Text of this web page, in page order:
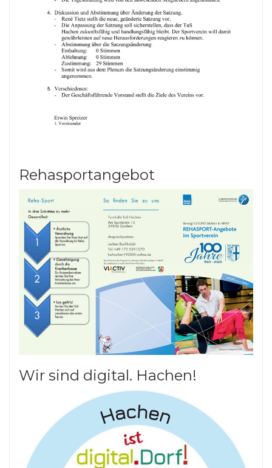
Rehasportangebot
Wir sind digital. Hachen!